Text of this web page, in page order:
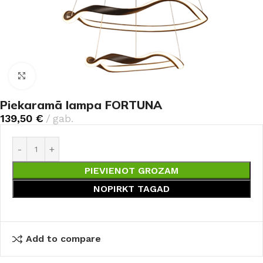
Noklikšķiniet, lai palielinātu
Piekaramā lampa FORTUNA
139,50 € gab.
PIEVIENOT GROZAM
NOPIRKT TAGAD
Add to compare